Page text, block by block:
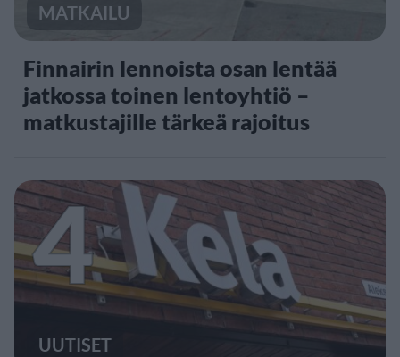
MATKAILU
Finnairin lennoista osan lentää
jatkossa toinen lentoyhtiö –
matkustajille tärkeä rajoitus
4
UUTISET